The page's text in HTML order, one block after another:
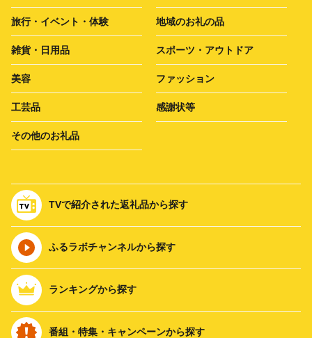
旅行・イベント・体験 地域のお礼の品
雑貨・日用品 スポーツ・アウトドア
美容 ファッション
工芸品 感謝状等
その他のお礼品
TVで紹介された返礼品から探す
ふるラボチャンネルから探す
ランキングから探す
番組・特集・キャンペーンから探す